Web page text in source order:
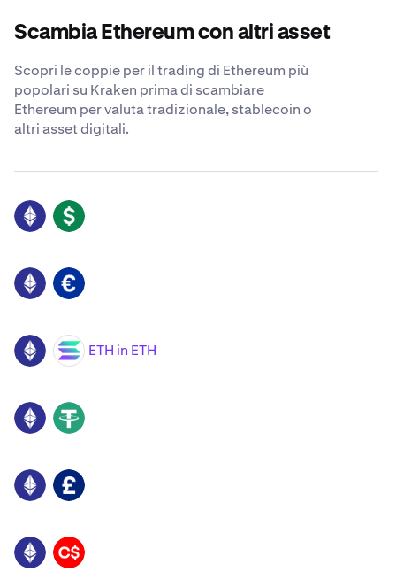
Scambia Ethereum con altri asset
Scopri le coppie per il trading di Ethereum più
popolari su Kraken prima di scambiare
Ethereum per valuta tradizionale, stablecoin o
altri asset digitali.
ETH USD
ETH EUR
ETH SOL ETH in ETH
ETH USDT
ETH GBP
ETH CAD